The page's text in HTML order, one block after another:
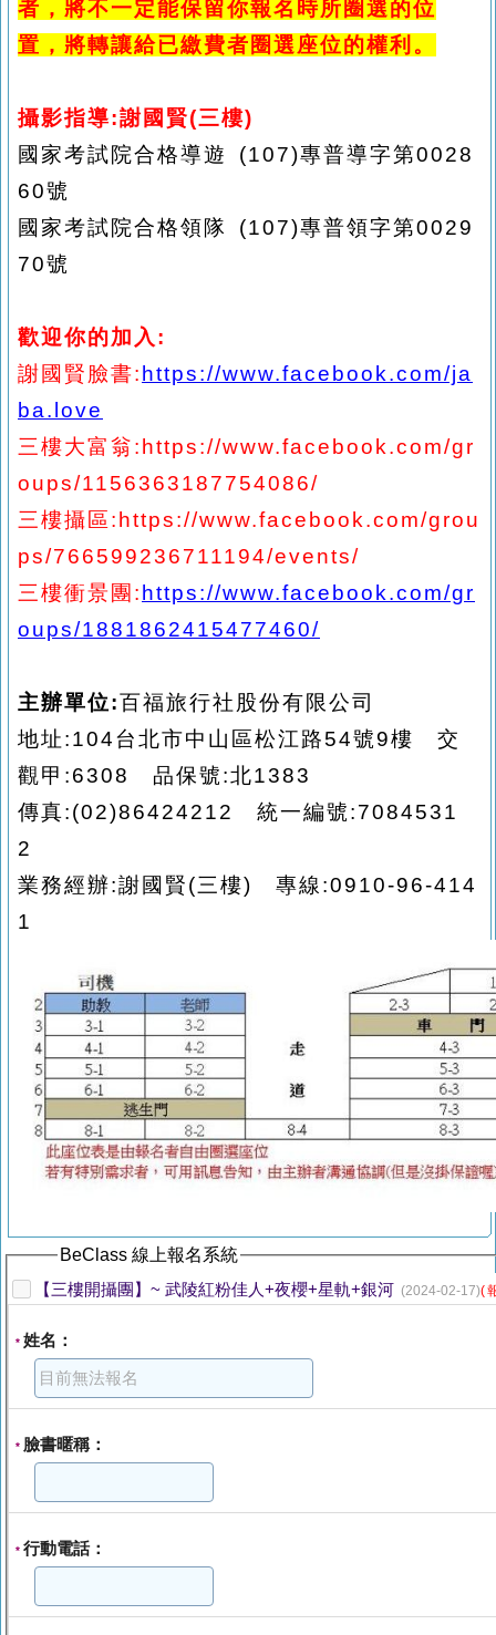
者 ，將不一定能保留你報名時所圈選的位
置 ，將轉讓給已繳費者圈選座位的權利 。
攝影指導:謝國賢(三樓)
國家考試院合格導遊
(107)專普導字第0028
60號
國家考試院合格領隊
(107)專普領字第0029
70號
歡迎你的加入 :
謝國賢臉書: https://www.facebook.com/ja
ba.love
三樓大富翁:https://www.facebook.com/gr
oups/1156363187754086/
三樓攝區:https://www.facebook.com/grou
ps/766599236711194/events/
三樓衝景團 : https://www.facebook.com/gr
oups/1881862415477460/
主辦單位:百福旅行社 股份有限公司
地址:104台北市中山區松江路54號9樓
交
觀甲 :6308 品保號:北1383
傳真:(02)86424212統一編號:7084531
2
業務經辦:謝國賢(三樓) 專線 :0910-96-414
1
BeClass 線上報名系統
【三樓開攝團】~ 武陵紅粉佳人+夜櫻+星軌+銀河 (2024-02-17)(
* 姓名：
* 臉書暱稱：
* 行動電話：